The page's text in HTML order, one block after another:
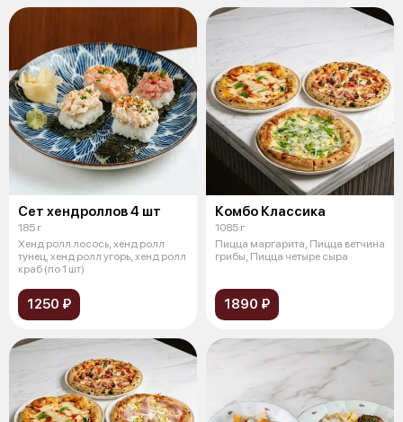
Сет хендроллов 4 шт
185 г
Хенд ролл лосось, хенд ролл
тунец, хенд ролл угорь, хенд ролл
краб (по 1 шт)
1250 ₽
Комбо Классика
1085 г
Пицца маргарита, Пицца ветчина
грибы, Пицца четыре сыра
1890 ₽